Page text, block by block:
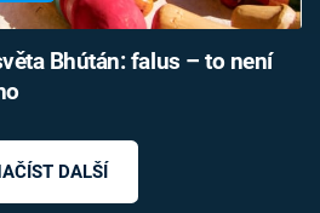
Bhútán: falus – to není
DALŠÍ